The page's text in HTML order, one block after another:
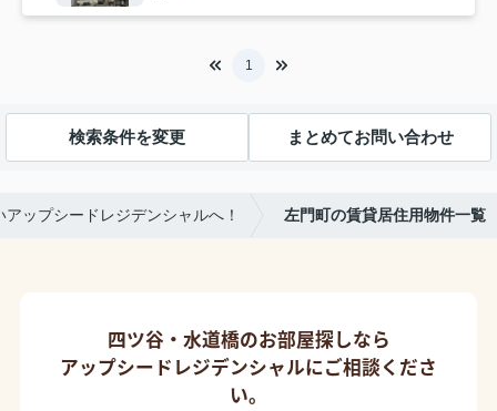
1
検索条件を変更 まとめてお問い合わせ
ップシードレジデンシャルへ！ 左門町の賃貸居住用物件一覧
四ツ谷・水道橋のお部屋探しなら
アップシードレジデンシャルにご相談くださ
い。